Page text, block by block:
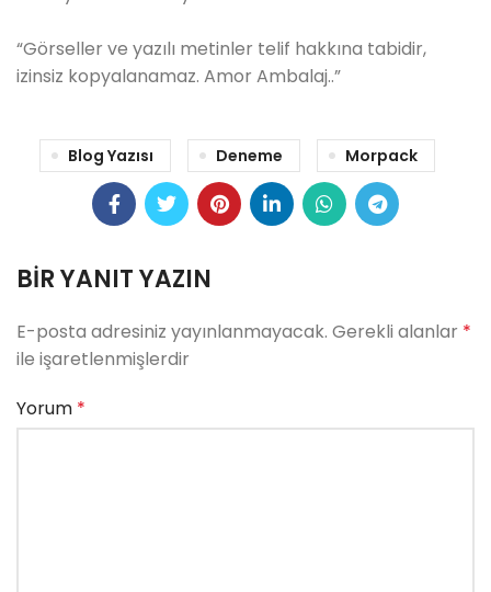
“Görseller ve yazılı metinler telif hakkına tabidir,
izinsiz kopyalanamaz. Amor Ambalaj..”
Blog Yazısı Deneme Morpack
BIR YANIT YAZIN
E-posta adresiniz yayınlanmayacak. Gerekli alanlar *
ile işaretlenmişlerdir
Yorum *